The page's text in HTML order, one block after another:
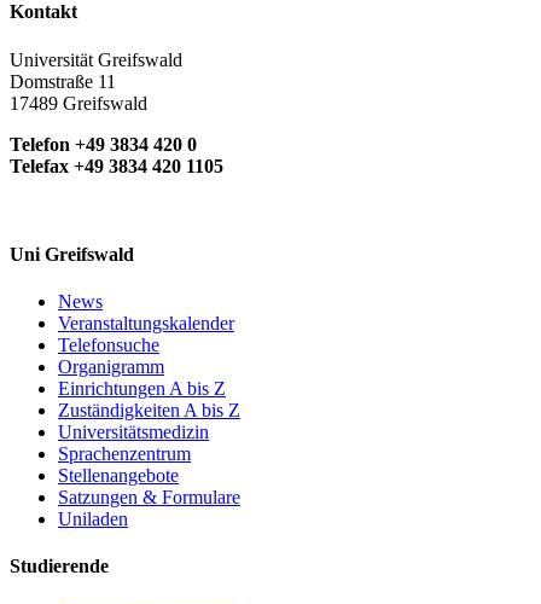
Kontakt
Universität Greifswald
Domstraße 11
17489 Greifswald
Telefon +49 3834 420 0
Telefax +49 3834 420 1105
Uni Greifswald
News
Veranstaltungskalender
Telefonsuche
Organigramm
Einrichtungen A bis Z
Zuständigkeiten A bis Z
Universitätsmedizin
Sprachenzentrum
Stellenangebote
Satzungen & Formulare
Uniladen
Studierende